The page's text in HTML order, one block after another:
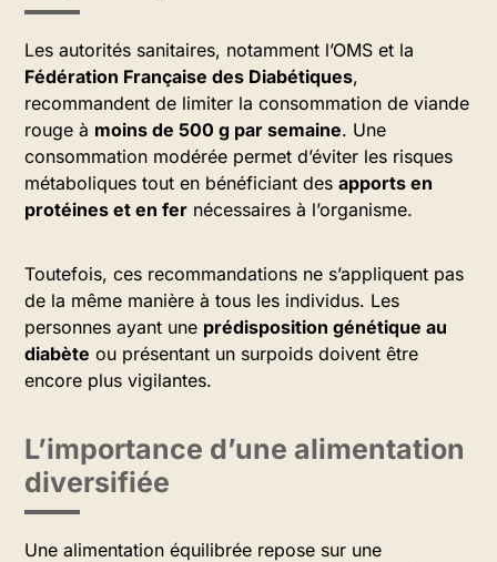
Les autorités sanitaires, notamment l’OMS et la
Fédération Française des Diabétiques,
recommandent de limiter la consommation de viande
rouge à moins de 500 g par semaine. Une
consommation modérée permet d’éviter les risques
métaboliques tout en bénéficiant des apports en
protéines et en fer nécessaires à l’organisme.
Toutefois, ces recommandations ne s’appliquent pas
de la même manière à tous les individus. Les
personnes ayant une prédisposition génétique au
diabète ou présentant un surpoids doivent être
encore plus vigilantes.
L’importance d’une alimentation
diversifiée
Une alimentation équilibrée repose sur une